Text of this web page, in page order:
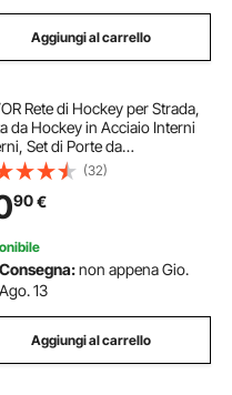
Aggiungi al carrello
Rete di Hockey per Strada,
da Hockey in Acciaio Interni
Set di Porte da
Pro Regolamentare
Porta da Hockey Portatile
183 x 122 cm, Bianco e
(32)
90€
Consegna:non appena Gio.
Ago. 13
Aggiungi al carrello